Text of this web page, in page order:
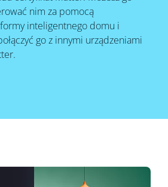
nim za pomocą
inteligentnego domu i
go z innymi urządzeniami